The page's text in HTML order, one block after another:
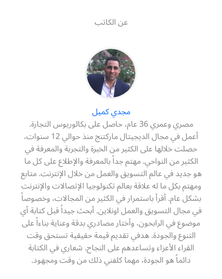
عن الكاتب
مجدي كميل
مصري وعمري 36 عام، حاصل على بكالوريوس التجارة.
أعمل في مجال الديجيتال ماركتنج منذ حوالي 12 سنوات،
حصلت خلالها على الكثير من الخبرة والتجربة والمعرفة في
الكثير من النواحي. مهتم جداً بالمعرفة والإطلاع على كل ما
هو جديد في عالم التسويق والعمل من خلال الإنترنت. متابع
ومهتم بكل ما له علاقة بعالم تكنولوجيا الإتصالات والإنترنت
بشكل عام. أقرأ باستمرار في الكثير من المجالات، وخصوصاً
في مجال التسويق والعمل اونلاين. أبحث جيداً قبل كتابة أي
موضوع في الرابحون، وأختار مصادري بدقة وعناية بناءاً على
التنوع والجودة. هدفي تقديم قيمة حقيقية تستحق وقت
القراء الأعزاء وتساعدهم على النجاح. شعاري في الكتابة
دائماً هو الجودة، مهما كلفني ذلك من وقت ومجهود.